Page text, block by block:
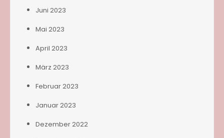
Juni 2023
Mai 2023
April 2023
März 2023
Februar 2023
Januar 2023
Dezember 2022